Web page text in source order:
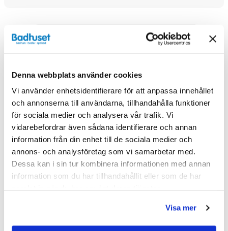
Denna webbplats använder cookies
Vi använder enhetsidentifierare för att anpassa innehållet
och annonserna till användarna, tillhandahålla funktioner
för sociala medier och analysera vår trafik. Vi
vidarebefordrar även sådana identifierare och annan
information från din enhet till de sociala medier och
annons- och analysföretag som vi samarbetar med.
Dessa kan i sin tur kombinera informationen med annan
information som du har tillhandahållit eller som de har
Visa mer